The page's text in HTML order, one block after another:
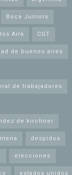
Boca Juniors
Aira CGT
de buenos aires
de trabajadores
de kirchner
despidos
elecciones
estados unidos